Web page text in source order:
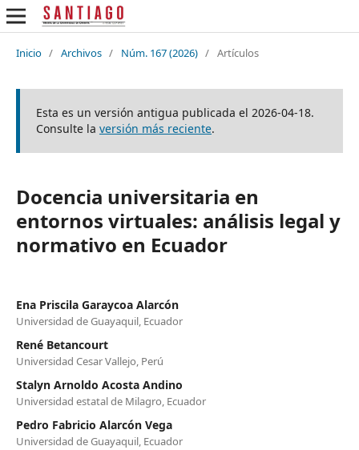
Inicio / Archivos / Núm. 167 (2026) / Artículos
Esta es un versión antigua publicada el 2026-04-18.
Consulte la versión más reciente.
Docencia universitaria en
entornos virtuales: análisis legal y
normativo en Ecuador
Ena Priscila Garaycoa Alarcón
Universidad de Guayaquil, Ecuador
René Betancourt
Universidad Cesar Vallejo, Perú
Stalyn Arnoldo Acosta Andino
Universidad estatal de Milagro, Ecuador
Pedro Fabricio Alarcón Vega
Universidad de Guayaquil, Ecuador